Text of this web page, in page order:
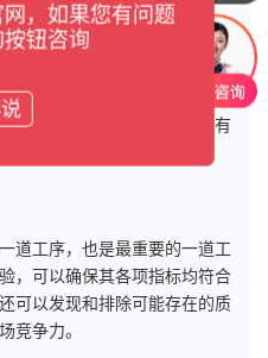
承装配质量的重要手段。在
配件之间的配合间隙、装配精
严格把关，才能确保轴承具有
工序，也是最重要的一道工
，可以确保其各项指标均符合
可以发现和排除可能存在的质
竞争力。
，如果您有问题
钮咨询